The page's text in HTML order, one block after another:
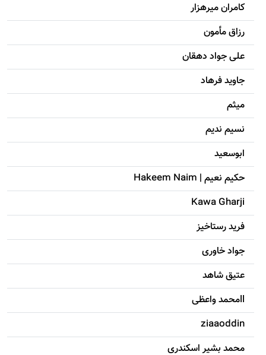
کامران میرهزار
رزاق مأمون
علی جواد دهقان
جاويد فرهاد
میثم
نسیم ندیم
ابوسعيد
حکيم نعيم | Hakeem Naim
Kawa Gharji
فرید رستاخیز
جواد خاوری
عتیق شاهد
llمحمد واعظی
ziaaoddin
محمد بشیر اسکندری